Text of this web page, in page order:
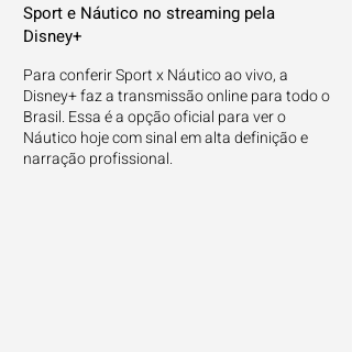
Sport e Náutico no streaming pela
Disney+
Para conferir Sport x Náutico ao vivo, a
Disney+ faz a transmissão online para todo o
Brasil. Essa é a opção oficial para ver o
Náutico hoje com sinal em alta definição e
narração profissional.